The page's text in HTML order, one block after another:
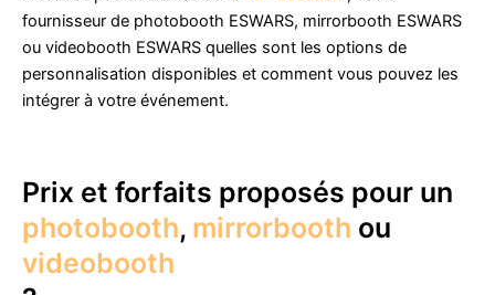
fournisseur de photobooth ESWARS, mirrorbooth ESWARS
ou videobooth ESWARS quelles sont les options de
personnalisation disponibles et comment vous pouvez les
intégrer à votre événement.
Prix et forfaits proposés pour un
photobooth, mirrorbooth ou
videobooth